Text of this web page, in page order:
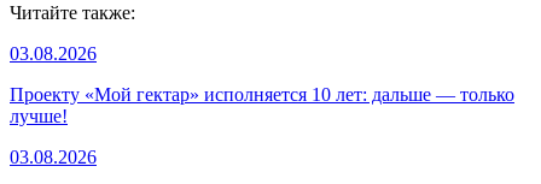
Читайте также:
03.08.2026
Проекту «Мой гектар» исполняется 10 лет: дальше — только
лучше!
03.08.2026